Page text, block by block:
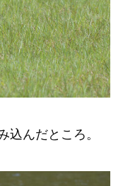
込んだところ。